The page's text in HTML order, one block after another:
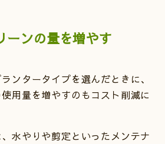
ーンの量を増やす
ンタータイプを選んだときに、
用量を増やすのもコスト削減に
水やりや剪定といったメンテナ